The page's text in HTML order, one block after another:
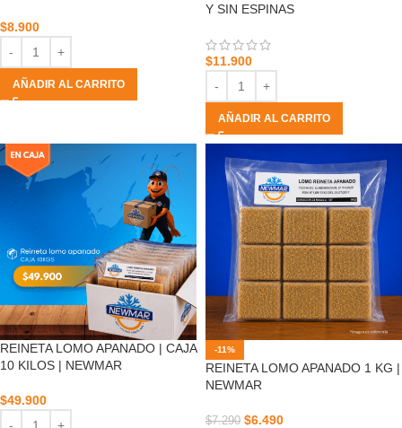
$8.900
AÑADIR AL CARRITO
Y SIN ESPINAS
$11.900
AÑADIR AL CARRITO
REINETA LOMO APANADO | CAJA
10 KILOS | NEWMAR
$49.900
-11%
REINETA LOMO APANADO 1 KG |
NEWMAR
$7.290 $6.490